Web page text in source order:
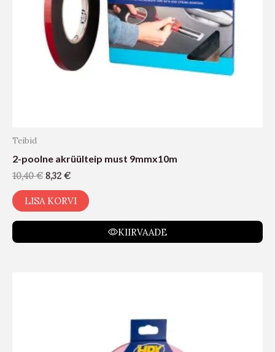
Teibid
2-poolne akrüülteip must 9mmx10m
10,40€ 8,32 €
LISA KORVI
KIIRVAADE